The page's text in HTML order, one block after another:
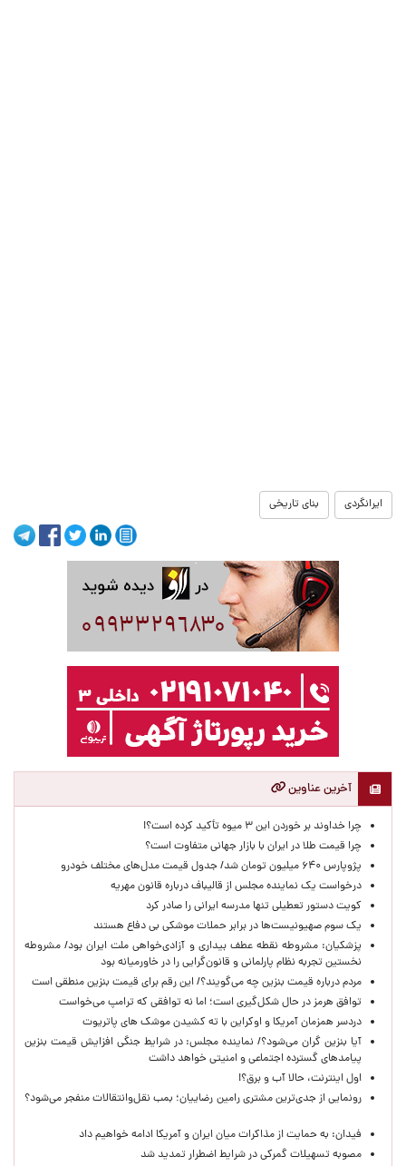
ایرانگردی بنای تاریخی
آخرین عناوین
چرا خداوند بر خوردن این ۳ میوه تأکید کرده است؟!
چرا قیمت طلا در ایران با بازار جهانی متفاوت است؟
پژوپارس ۶۴۰ میلیون تومان شد/ جدول قیمت مدل‌های مختلف خودرو
درخواست یک نماینده مجلس از قالیباف درباره قانون مهریه
کویت دستور تعطیلی تنها مدرسه ایرانی را صادر کرد
یک‌ سوم صهیونیست‌ها در برابر حملات موشکی بی دفاع هستند
پزشکیان: مشروطه نقطه عطف بیداری و آزادی‌خواهی ملت ایران بود/ مشروطه
نخستین تجربه نظام پارلمانی و قانون‌گرایی را در خاورمیانه بود
مردم درباره قیمت بنزین چه می‌گویند؟/ این رقم برای قیمت بنزین منطقی است
توافق هرمز در حال شکل‌گیری است؛ اما نه توافقی که ترامپ می‌خواست
دردسر همزمان آمریکا و اوکراین با ته کشیدن موشک های پاتریوت
آیا بنزین گران می‌شود؟/ نماینده مجلس: در شرایط جنگی افزایش قیمت بنزین
پیامدهای گسترده اجتماعی و امنیتی خواهد داشت
اول اینترنت، حالا آب و برق؟!
رونمایی از جدی‌ترین مشتری رامین رضاییان؛ بمب نقل‌وانتقالات منفجر می‌شود؟
فیدان: به حمایت از مذاکرات میان ایران و آمریکا ادامه خواهیم داد
مصوبه تسهیلات گمرکی در شرایط اضطرار تمدید شد